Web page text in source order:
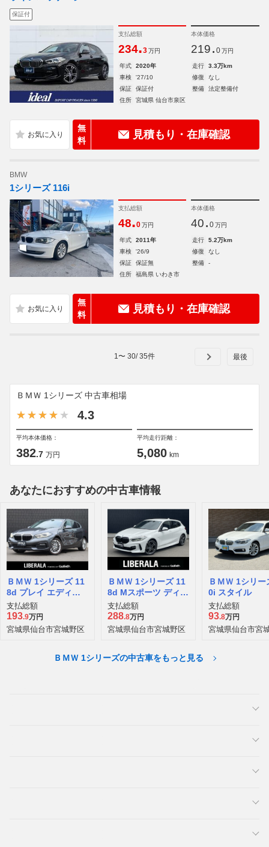
保証付
支払総額
234.3 万円
本体価格
219. 0 万円
年式 2020年 走行
3.3万km
車検
'27/10 修復
なし
保証
保証付 整備
法定整備付
住所
宮城県 仙台市泉区
無
料
見積もり・在庫確認
BMW
1シリーズ 116i
支払総額
48.0 万円
本体価格
40. 0 万円
年式 2011年 走行
5.2万km
車検
'26/9 修復
なし
保証
保証無 整備
-
住所
福島県 いわき市
無
料
見積もり・在庫確認
1〜 30/35件
ＢＭＷ 1シリーズ 中古車相場
4.3
平均本体価格：
382.7 万円
平均走行距離：
5,080 km
あなたにおすすめの中古車情報
ＢＭＷ 1シリーズ 11
8d プレイ エディシ
ョン ジョイ プラス
ディーゼルターボ
支払総額
193.9万円
宮城県仙台市宮城野区
ＢＭＷ 1シリーズ 11
8d Mスポーツ ディー
ゼルターボ
支払総額
288.8万円
宮城県仙台市宮城野区
ＢＭＷ 1シリー
0i スタイル
支払総額
93.8万円
宮城県仙台市宮
ＢＭＷ 1シリーズの中古車をもっと見る